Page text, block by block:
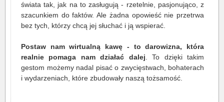
świata tak, jak na to zasługują - rzetelnie, pasjonująco, z
szacunkiem do faktów. Ale żadna opowieść nie przetrwa
bez tych, którzy chcą jej słuchać i ją wspierać.
Postaw nam wirtualną kawę - to darowizna, która
realnie pomaga nam działać dalej . To dzięki takim
gestom możemy nadal pisać o zwycięstwach, bohaterach
i wydarzeniach, które zbudowały naszą tożsamość.